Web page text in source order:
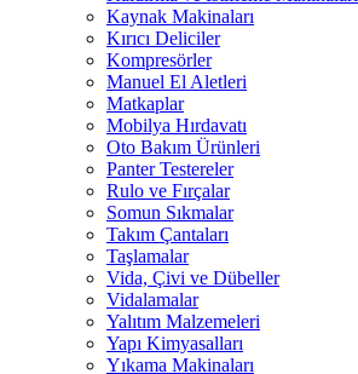
Kaynak Makinaları
Kırıcı Deliciler
Kompresörler
Manuel El Aletleri
Matkaplar
Mobilya Hırdavatı
Oto Bakım Ürünleri
Panter Testereler
Rulo ve Fırçalar
Somun Sıkmalar
Takım Çantaları
Taşlamalar
Vida, Çivi ve Dübeller
Vidalamalar
Yalıtım Malzemeleri
Yapı Kimyasalları
Yıkama Makinaları